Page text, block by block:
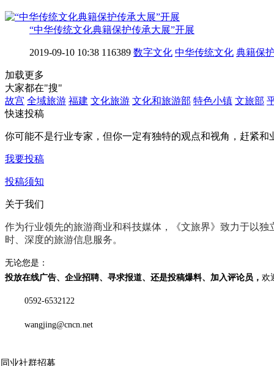
“中华传统文化典籍保护传承大展”开展
2019-09-10 10:38 116389 数字文化 中华传统文化 典籍保
加载更多
大家都在"搜"
故宫 全域旅游 福建 文化旅游 文化和旅游部 特色小镇 文旅部
快速投稿
你可能不是行业专家，但你一定有独特的观点和视角 ，赶紧和
我要投稿
投稿须知
关于我们
作为行业领先的旅游商业和科技媒体，《文旅界》致力于以独
时、深度的旅游信息服务。
无论您是：
投放在线广告、企业招聘、寻求报道、还是投稿爆料、加入评论员， 欢
0592-6532122
wangjing@cncn.net
业社群招募